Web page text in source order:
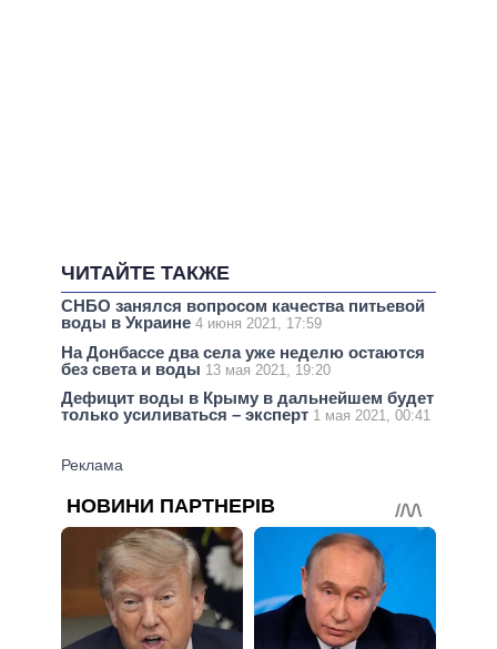
ЧИТАЙТЕ ТАКЖЕ
СНБО занялся вопросом качества питьевой
воды в Украине 4 июня 2021, 17:59
На Донбассе два села уже неделю остаются
без света и воды 13 мая 2021, 19:20
Дефицит воды в Крыму в дальнейшем будет
только усиливаться – эксперт 1 мая 2021, 00:41